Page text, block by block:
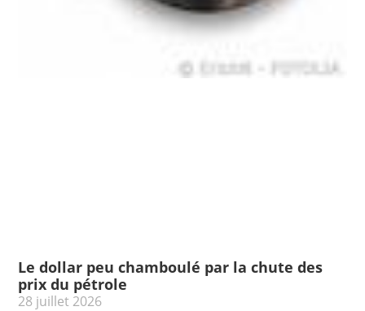
Le dollar peu chamboulé par la chute des
prix du pétrole
28 juillet 2026